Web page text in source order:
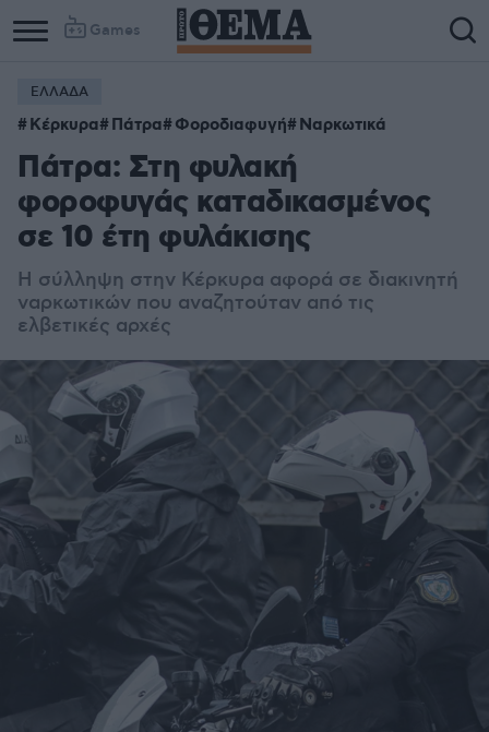
Games
ΕΛΛΑΔΑ
Κέρκυρα Πάτρα Φοροδιαφυγή Ναρκωτικά
Πάτρα: Στη φυλακή
φοροφυγάς καταδικασμένος
σε 10 έτη φυλάκισης
Η σύλληψη στην Κέρκυρα αφορά σε διακινητή
ναρκωτικών που αναζητούταν από τις
ελβετικές αρχές